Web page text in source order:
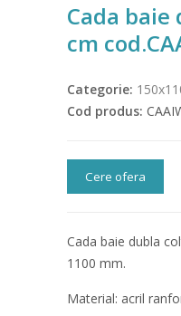
Cada baie
cm
Categorie:
Cod produs:
Cere ofera
Cada baie dubla
1100 mm.
Material: acril